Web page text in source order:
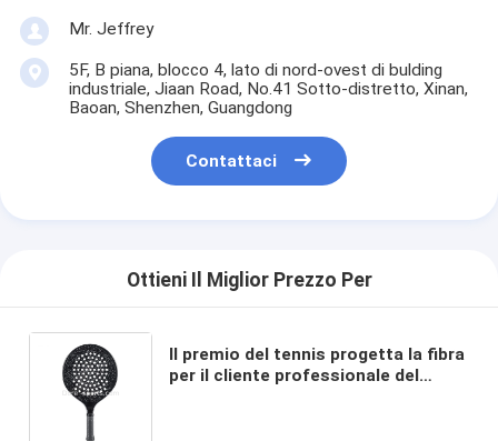
Mr. Jeffrey
5F, B piana, blocco 4, lato di nord-ovest di bulding
industriale, Jiaan Road, No.41 Sotto-distretto, Xinan,
Baoan, Shenzhen, Guangdong
Contattaci
Ottieni Il Miglior Prezzo Per
Il premio del tennis progetta la fibra
per il cliente professionale del